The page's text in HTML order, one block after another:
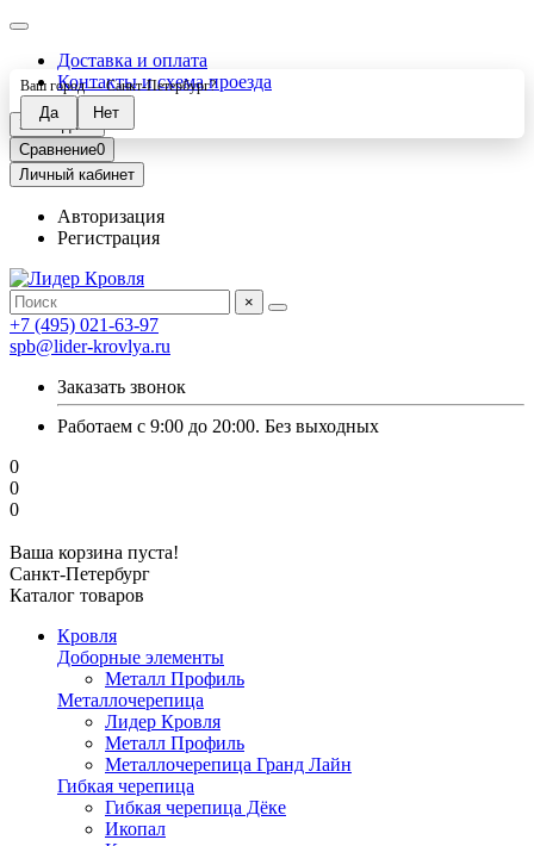
Доставка и оплата
Контакты и схема проезда
Закладки0
Сравнение0
Личный кабинет
Авторизация
Регистрация
×
+7 (495) 021-63-97
spb@lider-krovlya.ru
Заказать звонок
Работаем с 9:00 до 20:00. Без выходных
0
0
0
Ваша корзина пуста!
Санкт-Петербург
Ваш город —Санкт-Петербург?
Каталог товаров
Кровля
Доборные элементы
Металл Профиль
Металлочерепица
Лидер Кровля
Металл Профиль
Металлочерепица Гранд Лайн
Гибкая черепица
Гибкая черепица Дёке
Икопал